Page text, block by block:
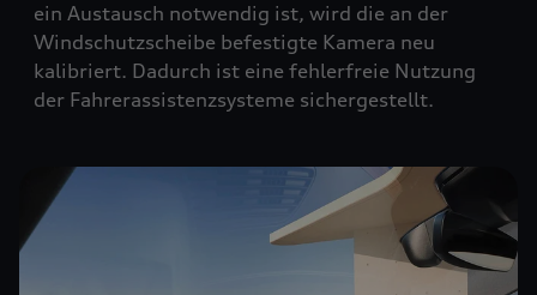
ein Austausch notwendig ist, wird die an der
Windschutzscheibe befestigte Kamera neu
kalibriert. Dadurch ist eine fehlerfreie Nutzung
der Fahrerassistenzsysteme sichergestellt.